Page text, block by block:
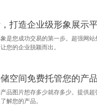
打造企业级形象展示
是您成功交易的第一步。超强网
您的企业脱颖而出。
空间免费托管您的产
品图片想存多少就存多少。提供
解您的产品。